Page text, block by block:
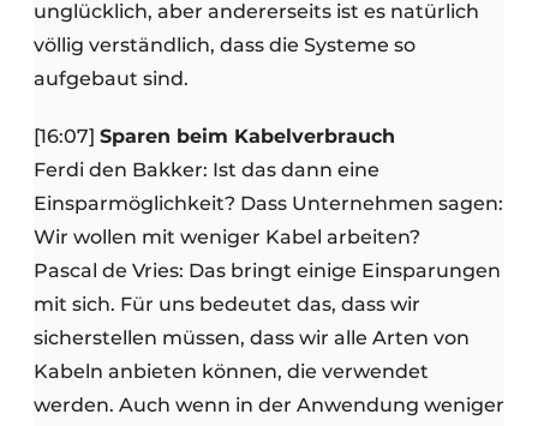
unglücklich, aber andererseits ist es natürlich
völlig verständlich, dass die Systeme so
aufgebaut sind.
[16:07] Sparen beim Kabelverbrauch
Ferdi den Bakker: Ist das dann eine
Einsparmöglichkeit? Dass Unternehmen sagen:
Wir wollen mit weniger Kabel arbeiten?
Pascal de Vries: Das bringt einige Einsparungen
mit sich. Für uns bedeutet das, dass wir
sicherstellen müssen, dass wir alle Arten von
Kabeln anbieten können, die verwendet
werden. Auch wenn in der Anwendung weniger